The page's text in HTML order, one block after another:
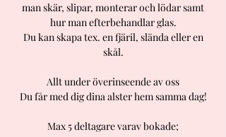
man skär, slipar, monterar och lödar samt
hur man efterbehandlar glas.
Du kan skapa tex. en fjäril, slända eller en
skål.
Allt under överinseende av oss
Du får med dig dina alster hem samma dag!
Max 5 deltagare varav bokade;